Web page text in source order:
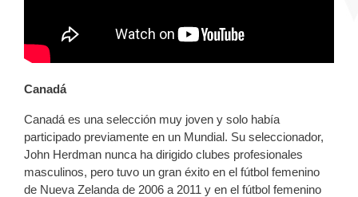
Canadá
Canadá es una selección muy joven y solo había
participado previamente en un Mundial. Su seleccionador,
John Herdman nunca ha dirigido clubes profesionales
masculinos, pero tuvo un gran éxito en el fútbol femenino
de Nueva Zelanda de 2006 a 2011 y en el fútbol femenino